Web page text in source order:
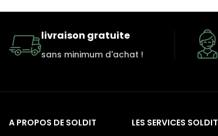
livraison gratuite
sans minimum d'achat !
A PROPOS DE SOLDIT
LES SERVICES SOLDIT